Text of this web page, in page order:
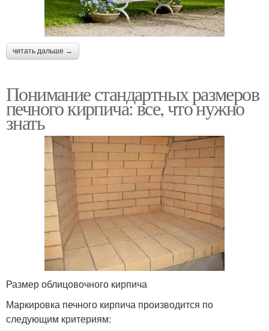
читать дальше →
Понимание стандартных размеров
печного кирпича: все, что нужно
знать
Размер облицовочного кирпича
Маркировка печного кирпича производится по
следующим критериям: